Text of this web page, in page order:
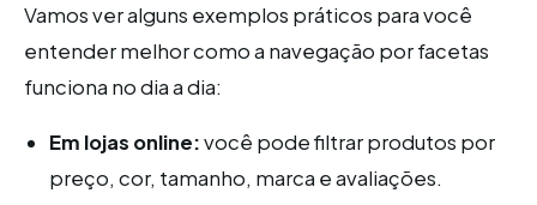
Vamos ver alguns exemplos práticos para você
entender melhor como a navegação por facetas
funciona no dia a dia:
Em lojas online:você pode filtrar produtos por
preço, cor, tamanho, marca e avaliações.